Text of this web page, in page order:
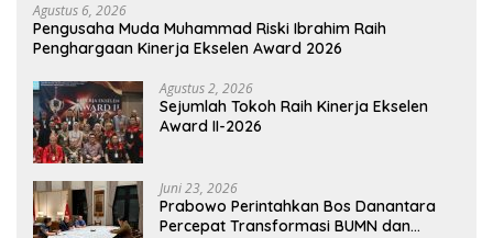
Agustus 6, 2026
Pengusaha Muda Muhammad Riski Ibrahim Raih
Penghargaan Kinerja Ekselen Award 2026
Agustus 2, 2026
Sejumlah Tokoh Raih Kinerja Ekselen
Award II-2026
Juni 23, 2026
Prabowo Perintahkan Bos Danantara
Percepat Transformasi BUMN dan